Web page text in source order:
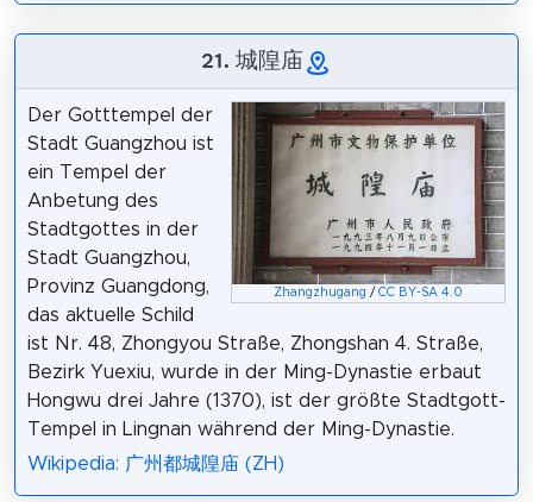
21. 城隍庙
Zhangzhugang /CC BY-SA 4.0
Der Gotttempel der
Stadt Guangzhou ist
ein Tempel der
Anbetung des
Stadtgottes in der
Stadt Guangzhou,
Provinz Guangdong,
das aktuelle Schild
ist Nr. 48, Zhongyou Straße, Zhongshan 4. Straße,
Bezirk Yuexiu, wurde in der Ming-Dynastie erbaut
Hongwu drei Jahre (1370), ist der größte Stadtgott-
Tempel in Lingnan während der Ming-Dynastie.
Wikipedia: 广州都城隍庙 (ZH)